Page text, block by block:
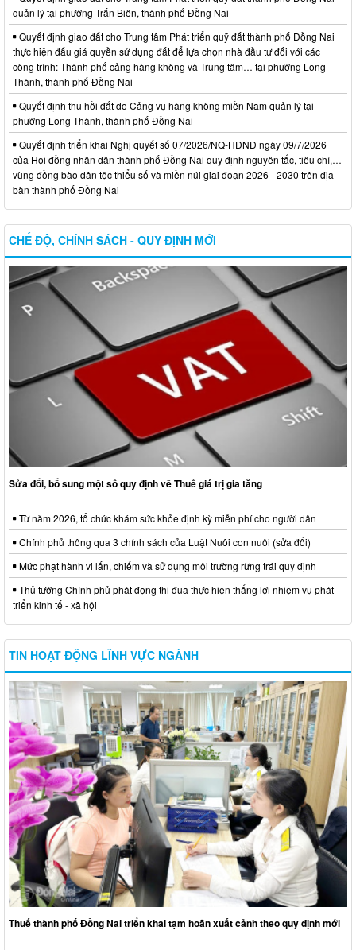
quản lý tại phường Trấn Biên, thành phố Đồng Nai
Quyết định giao đất cho Trung tâm Phát triển quỹ đất thành phố Đồng Nai
thực hiện đấu giá quyền sử dụng đất để lựa chọn nhà đầu tư đối với các
công trình: Thành phố cảng hàng không và Trung tâm… tại phường Long
Thành, thành phố Đồng Nai
Quyết định thu hồi đất do Cảng vụ hàng không miền Nam quản lý tại
phường Long Thành, thành phố Đồng Nai
Quyết định triển khai Nghị quyết số 07/2026/NQ-HĐND ngày 09/7/2026
của Hội đồng nhân dân thành phố Đồng Nai quy định nguyên tắc, tiêu chí,…
vùng đồng bào dân tộc thiểu số và miền núi giai đoạn 2026 - 2030 trên địa
bàn thành phố Đồng Nai
CHẾ ĐỘ, CHÍNH SÁCH - QUY ĐỊNH MỚI
Sửa đổi, bổ sung một số quy định về Thuế giá trị gia tăng
Từ năm 2026, tổ chức khám sức khỏe định kỳ miễn phí cho người dân
Chính phủ thông qua 3 chính sách của Luật Nuôi con nuôi (sửa đổi)
Mức phạt hành vi lấn, chiếm và sử dụng môi trường rừng trái quy định
Thủ tướng Chính phủ phát động thi đua thực hiện thắng lợi nhiệm vụ phát
triển kinh tế - xã hội
TIN HOẠT ĐỘNG LĨNH VỰC NGÀNH
Thuế thành phố Đồng Nai triển khai tạm hoãn xuất cảnh theo quy định mới